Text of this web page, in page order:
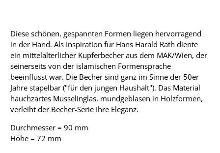
Diese schönen, gespannten Formen liegen hervorragend
in der Hand. Als Inspiration für Hans Harald Rath diente
ein mittelalterlicher Kupferbecher aus dem MAK/Wien, der
seinerseits von der islamischen Formensprache
beeinflusst war. Die Becher sind ganz im Sinne der 50er
Jahre stapelbar ("für den jungen Haushalt"). Das Material
hauchzartes Musselinglas, mundgeblasen in Holzformen,
verleiht der Becher-Serie Ihre Eleganz.
Durchmesser = 90 mm
​Höhe = 72 mm